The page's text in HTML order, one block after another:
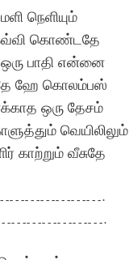
நெளியும்
கொண்டதே
பாதி என்னை
ஹே கொலம்பஸ்
ஒரு தேசம்
வெயிலிலும்
காற்றும் வீசுதே